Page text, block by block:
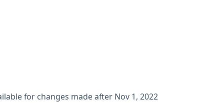
for changes made after Nov 1, 2022